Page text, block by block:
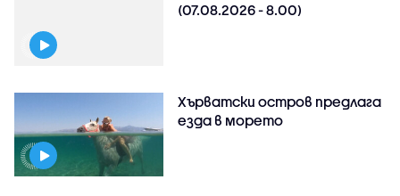
(07.08.2026 - 8.00)
Хърватски остров предлага
езда в морето